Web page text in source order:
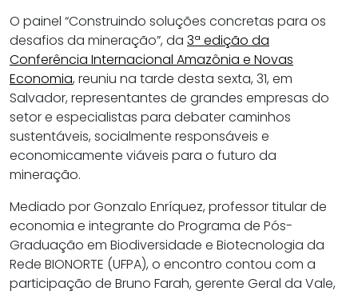
O painel “Construindo soluções concretas para os
desafios da mineração”, da 3ª edição da
Conferência Internacional Amazônia e Novas
Economia, reuniu na tarde desta sexta, 31, em
Salvador, representantes de grandes empresas do
setor e especialistas para debater caminhos
sustentáveis, socialmente responsáveis e
economicamente viáveis para o futuro da
mineração.
Mediado por Gonzalo Enríquez, professor titular de
economia e integrante do Programa de Pós-
Graduação em Biodiversidade e Biotecnologia da
Rede BIONORTE (UFPA), o encontro contou com a
participação de Bruno Farah, gerente Geral da Vale,